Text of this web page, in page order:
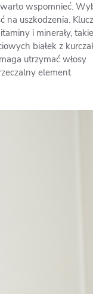
wspomnieć.
na uszkodzenia.
i minerały,
białek z
utrzymać włosy
element